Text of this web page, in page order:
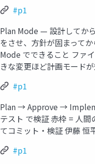
#p1
Plan Mode — 設計してか
をさせ、方針が固まって
Mode でできること ファ
きな変更ほど計画モード
#p1
Plan → Approve →
テスト で検証 赤枠 = 人
てコミット・検証 伊藤 恒
#p1